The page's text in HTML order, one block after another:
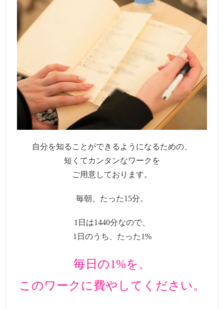
自分を知ることができるようになるための、
短くてカンタンなワークを
ご用意しております。
毎朝、たった15分。
1日は1440分なので、
1日のうち、たった1%
毎日の1%を、
このワークに費やしてください。